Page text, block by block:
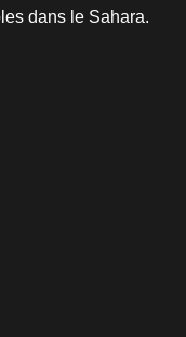
dans le Sahara.